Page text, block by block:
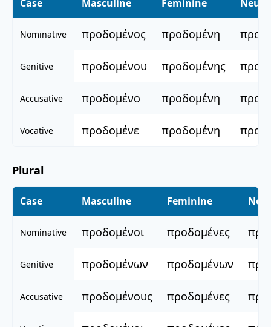
Case Masculine Feminine
Nominative προδομένος προδομένη
Genitive προδομένου προδομένης
Accusative προδομένο προδομένη
Vocative προδομένε προδομένη
Plural
Case Masculine Feminine
Nominative προδομένοι προδομένες
Genitive προδομένων προδομένων
Accusative προδομένους προδομένες